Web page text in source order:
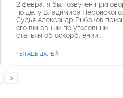
2 февраля был озвучен
по делу Владимира Неронского.
Судья Александр Рыбаков
его виновным по уголовным
статьям об оскорблении
организации групповых
грубо нарушающих
порядок. Приговор — три года
лишения свободы в колонии
общего режима. Владимир
ЧЫТАЦЬ ДАЛЕЙ
>